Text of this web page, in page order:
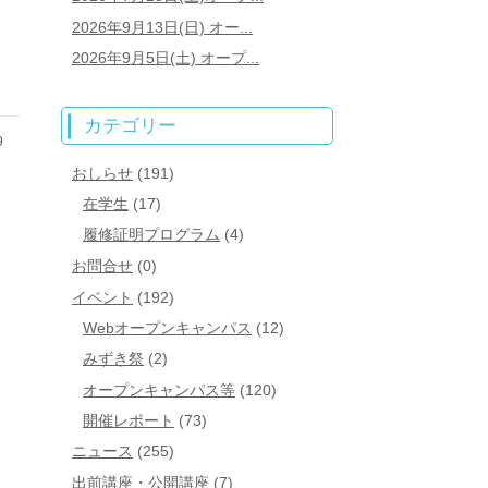
2026年9月13日(日) オー...
2026年9月5日(土) オープ...
カテゴリー
おしらせ (191)
在学生 (17)
履修証明プログラム (4)
お問合せ (0)
イベント (192)
Webオープンキャンパス (12)
みずき祭 (2)
オープンキャンパス等 (120)
開催レポート (73)
ニュース (255)
出前講座・公開講座 (7)